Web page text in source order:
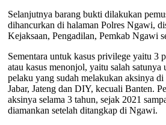
Selanjutnya barang bukti dilakukan
dihancurkan di halaman Polres Ngawi,
Kejaksaan, Pengadilan, Pemkab Ngawi
Sementara untuk kasus privilege yaitu 3
atau kasus menonjol, yaitu salah satunya
pelaku yang sudah melakukan aksinya
Jabar, Jateng dan DIY, kecuali Banten.
aksinya selama 3 tahun, sejak 2021
diamankan setelah ditangkap di Ngawi.